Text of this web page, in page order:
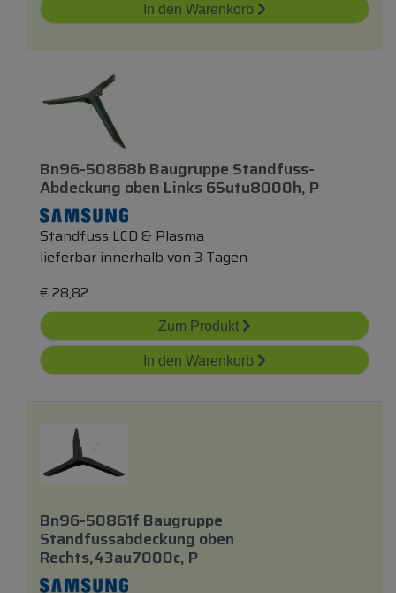
In den Warenkorb
Bn96-50868b Baugruppe Standfuss-
Abdeckung oben Links 65utu8000h, P
Standfuss LCD & Plasma
lieferbar innerhalb von 3 Tagen
€ 28,82
Zum Produkt
In den Warenkorb
Bn96-50861f Baugruppe
Standfussabdeckung oben
Rechts,43au7000c, P